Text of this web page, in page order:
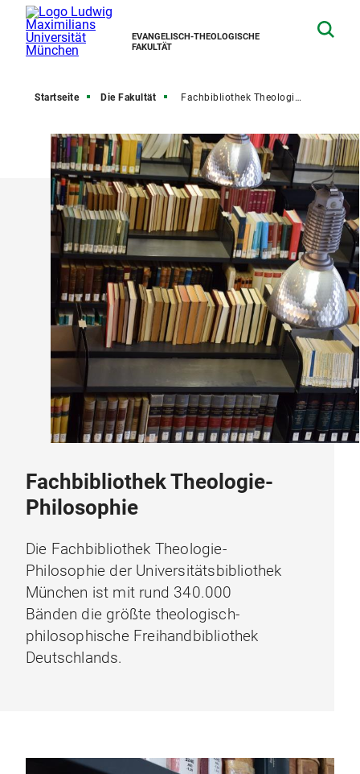
EVANGELISCH-THEOLOGISCHE
FAKULTÄT
Startseite Die Fakultät Fachbibliothek Theologie und Philosophie
Fachbibliothek Theologie-
Philosophie
Die Fachbibliothek Theologie-
Philosophie der Universitätsbibliothek
München ist mit rund 340.000
Bänden die größte theologisch-
philosophische Freihandbibliothek
Deutschlands.